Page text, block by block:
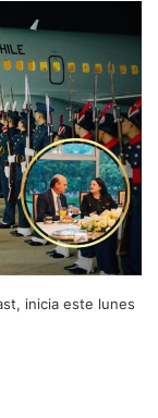
inicia este lunes